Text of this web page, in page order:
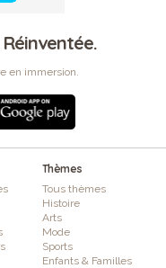
en immersion.
Thèmes
Tous thèmes
Histoire
Arts
Mode
Sports
Enfants & Familles